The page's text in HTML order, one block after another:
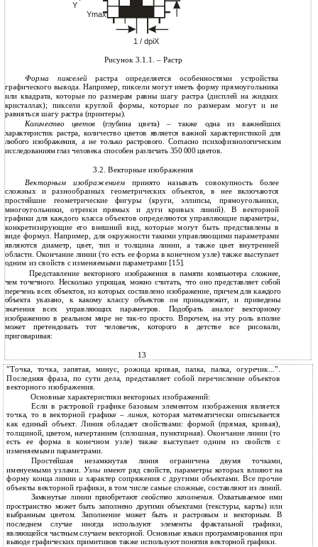
Y
Ymax
1 / dpiX
Рисунок 3.1.1. – Растр
Форма пикселейрастра определяется особенностями устройства
графического вывода. Например, пиксели могут иметь форму прямоугольника
или квадрата, которые по размерам равны шагу растра (дисплей на жидких
кристаллах); пиксели круглой формы, которые по размерам могут и не
равняться шагу растра (принтеры).
Количество цветов (глубина цвета) – также одна из важнейших
характеристик растра, количество цветов является важной характеристикой для
любого изображения, а не только растрового. Согласно психофизиологическим
исследованиям глаз человека способен различать 350 000 цветов.
3.2. Векторные изображения
Векторным изображениемпринято называть совокупность более
сложных и разнообразных геометрических объектов, в нее включаются
простейшие геометрические фигуры (круги, эллипсы, прямоугольники,
многоугольники, отрезки прямых и дуги кривых линий). В векторной
графики для каждого класса объектов определяются управляющие параметры,
конкретизирующие его внешний вид, которые могут быть представлены в
виде формул. Например, для окружности такими управляющими параметрами
являются диаметр, цвет, тип и толщина линии, а также цвет внутренней
области. Окончание линии (то есть ее форма в конечном узле) также выступает
одним из свойств с изменяемыми параметрами [15].
Представление векторного изображения в памяти компьютера сложнее,
чем точечного. Несколько упрощая, можно считать, что оно представляет собой
перечень всех объектов, из которых составлено изображение, причем для каждого
объекта указано, к какому классу объектов он принадлежит, и приведены
значения всех управляющих параметров. Подобрать аналог векторному
изображению в реальном мире не так-то просто. Впрочем, на эту роль вполне
может претендовать тот человечек, которого в детстве все рисовали,
приговаривая:
13
"Точка, точка, запятая, минус, рожица кривая, палка, палка, огуречик...".
Последняя фраза, по сути дела, представляет собой перечисление объектов
векторного изображения.
Основные характеристики векторных изображений:
Если в растровой графике базовым элементом изображения является
точка, то в векторной графике –линия, которая математически описывается
как единый объект. Линия обладает свойствами: формой (прямая, кривая),
толщиной, цветом, начертанием (сплошная, пунктирная). Окончание линии (то
есть ее форма в конечном узле) также выступает одним из свойств с
изменяемыми параметрами.
Простейшая незамкнутая линия ограничена двумя точками,
именуемыми узлами. Узлы имеют ряд свойств, параметры которых влияют на
форму конца линии и характер сопряжения с другими объектами. Все прочие
объекты векторной графики, в том числе самые сложные, составляют из линий.
Замкнутые линии приобретаютсвойство заполнения. Охватываемое ими
пространство может быть заполнено другими объектами (текстуры, карты) или
выбранным цветом. Заполнение может быть и растровым и векторным. В
последнем случае иногда используют элементы фрактальной графики,
являющейся частным случаем векторной. Основные языки программирования при
выводе графических примитивов также используют понятия векторной графики.